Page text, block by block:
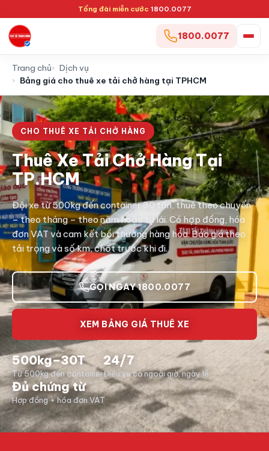
Tổng đài miễn cước 1800.0077
1800.0077
Trang chủ
Dịch vụ
Bảng giá cho thuê xe tải chở hàng tại TPHCM
CHO THUÊ XE TẢI CHỞ HÀNG
Thuê Xe Tải Chở Hàng Tại
TP.HCM
Đội xe từ 500kg đến container 30 tấn, thuê theo chuyến
– theo tháng – theo năm hoặc tự lái. Có hợp đồng, hóa
đơn VAT và cam kết bồi thường hàng hóa. Báo giá theo
tải trọng và số km, chốt trước khi đi.
GỌI NGAY 1800.0077
XEM BẢNG GIÁ THUÊ XE
500kg–30T
Từ 500kg đến container
24/7
Điều xe cả ngoài giờ, ngày lễ
Đủ chứng từ
Hợp đồng + hóa đơn VAT